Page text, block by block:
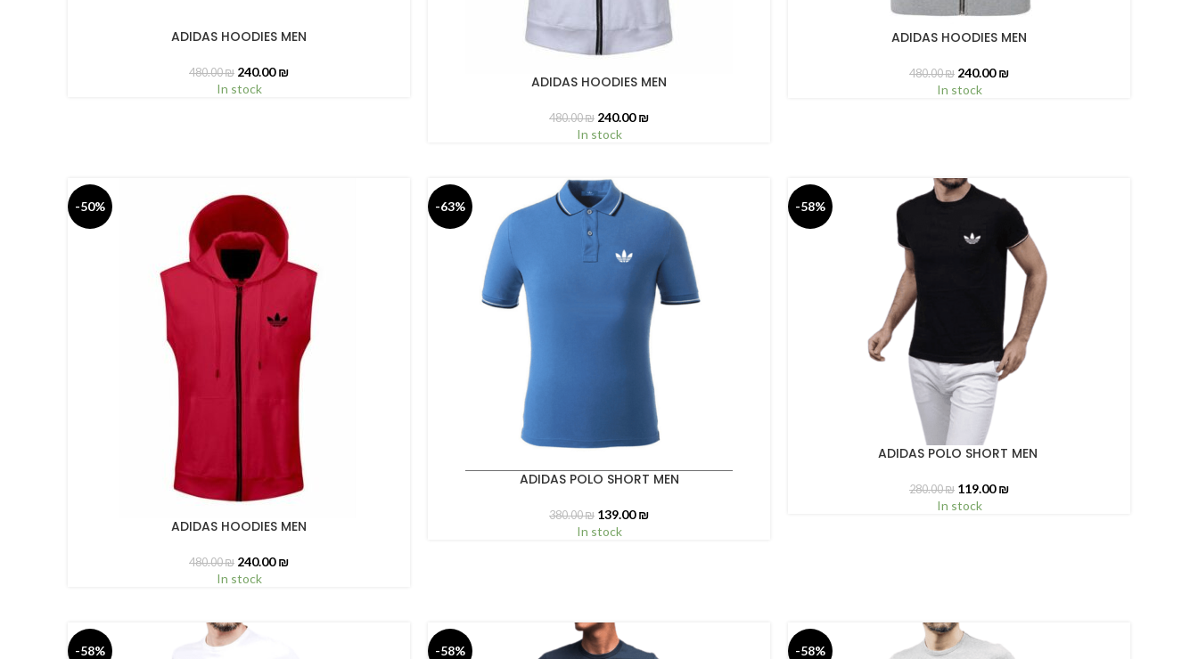
ADIDAS HOODIES MEN
480.00₪ 240.00₪
In stock
ADIDAS HOODIES MEN
480.00₪ 240.00₪
In stock
ADIDAS HOODIES MEN
480.00₪ 240.00₪
In stock
-50%
ADIDAS HOODIES MEN
480.00₪ 240.00₪
In stock
-63%
SELECT OPTIONSADIDAS POLO SHORT MEN
380.00₪ 139.00₪
In stock
-58%
SELECT OPTIONSADIDAS POLO SHORT MEN
280.00₪ 119.00₪
In stock
-58% -58% -58%